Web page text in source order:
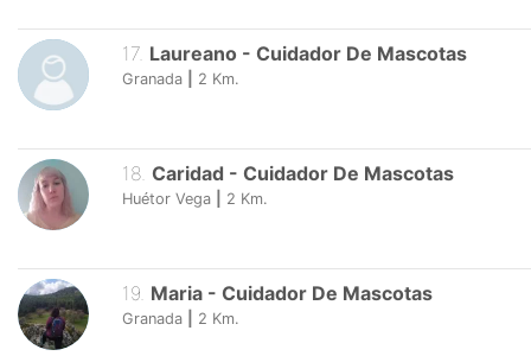
17. Laureano - Cuidador De Mascotas
Granada 2 Km.
18. Caridad - Cuidador De Mascotas
Huétor Vega 2 Km.
19. Maria - Cuidador De Mascotas
Granada 2 Km.